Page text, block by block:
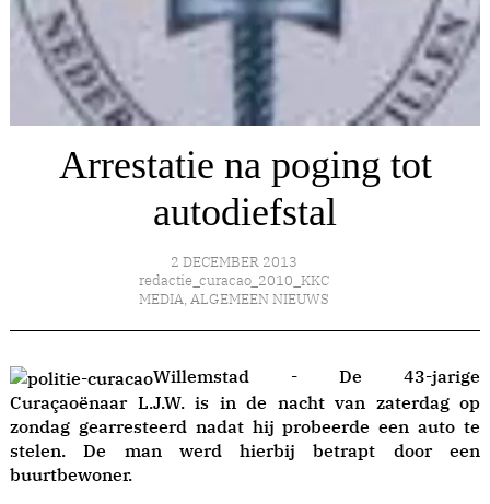
Arrestatie na poging tot
autodiefstal
2 DECEMBER 2013
redactie_curacao_2010_KKC
MEDIA, ALGEMEEN NIEUWS
Willemstad - De 43-jarige
Curaçaoënaar L.J.W. is in de nacht van zaterdag op
zondag gearresteerd nadat hij probeerde een auto te
stelen. De man werd hierbij betrapt door een
buurtbewoner.